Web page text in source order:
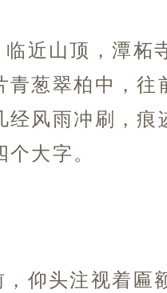
近山顶，潭柘
青葱翠柏中，
风雨冲刷，
大字。
仰头注视着匾